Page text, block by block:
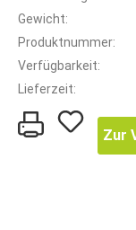
Gewicht:
Produktnummer:
Verfügbarkeit:
Lieferzeit:
Zur